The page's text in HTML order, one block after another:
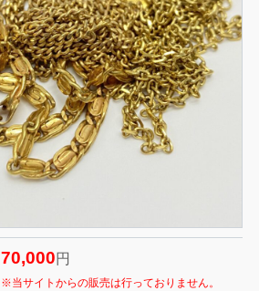
70,000 円
※当サイトからの販売は行っておりません。